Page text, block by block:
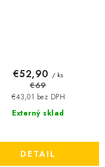
Externý sklad
€43,01 bez DPH
€52,90 / ks
€69
DETAIL